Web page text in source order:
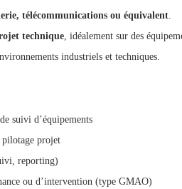
télécommunications ou équivalent.
technique, idéalement sur des
industriels et techniques.
suivi d’équipements
projet
reporting)
ou d’intervention (type GMAO)